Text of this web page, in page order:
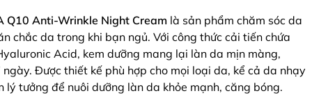
Q10 Anti-Wrinkle Night Cream là sản phẩm chăm sóc da
chắc da trong khi bạn ngủ. Với công thức cải tiến chứa
Acid, kem dưỡng mang lại làn da mịn màng,
Được thiết kế phù hợp cho mọi loại da, kể cả da nhạy
lý tưởng để nuôi dưỡng làn da khỏe mạnh, căng bóng.